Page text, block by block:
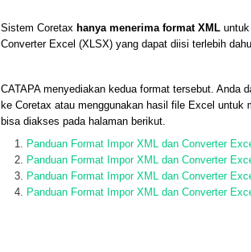
Sistem Coretax hanya menerima format XMLuntuk
Converter Excel (XLSX) yang dapat diisi terlebih
CATAPA menyediakan kedua format tersebut. Anda
ke Coretax atau menggunakan hasil file Excel untuk
bisa diakses pada halaman berikut.
Panduan Format Impor XML dan Converter
Panduan Format Impor XML dan Converter
Panduan Format Impor XML dan Converter
Panduan Format Impor XML dan Converter